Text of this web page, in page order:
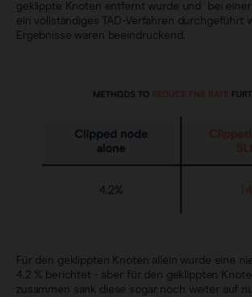
geklippte Knoten entfernt wurde und bei
ein vollständiges TAD-Verfahren durchgeführt
Ergebnisse waren beeindruckend.
Für den geklippten Knoten allein wurde eine
4,2 % berichtet - aber für den geklippten
zusammen sank diese sogar noch weiter auf